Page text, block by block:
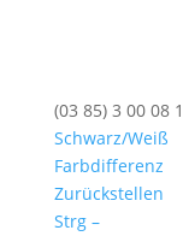
(03 85) 3 00 08
Schwarz/Weiß
Farbdifferenz
Zurückstellen
Strg –